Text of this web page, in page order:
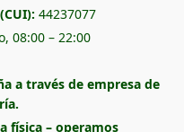
44237077
08:00 – 22:00
a través de empresa de
física – operamos